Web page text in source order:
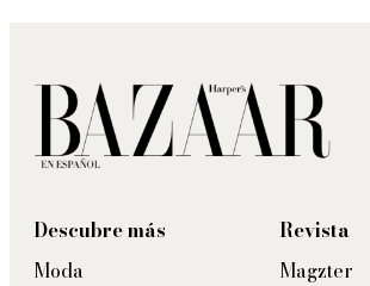
Descubre más
Moda
Revista
Magzter